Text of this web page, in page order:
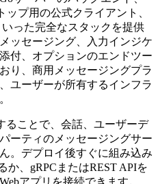
ップ用の公式クライアント、
った完全なスタックを提供
ッセージング、入力インジケ
付、オプションのエンドツー
り、商用メッセージングプラ
ユーザーが所有するインフラ
ることで、会話、ユーザーデ
ーティのメッセージングサー
。デプロイ後すぐに組み込み
か、gRPCまたはREST APIを
アプリを接続できます。